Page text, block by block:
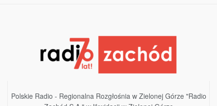
Polskie Radio - Regionalna Rozgłośnia w Zielonej Górze "Radio